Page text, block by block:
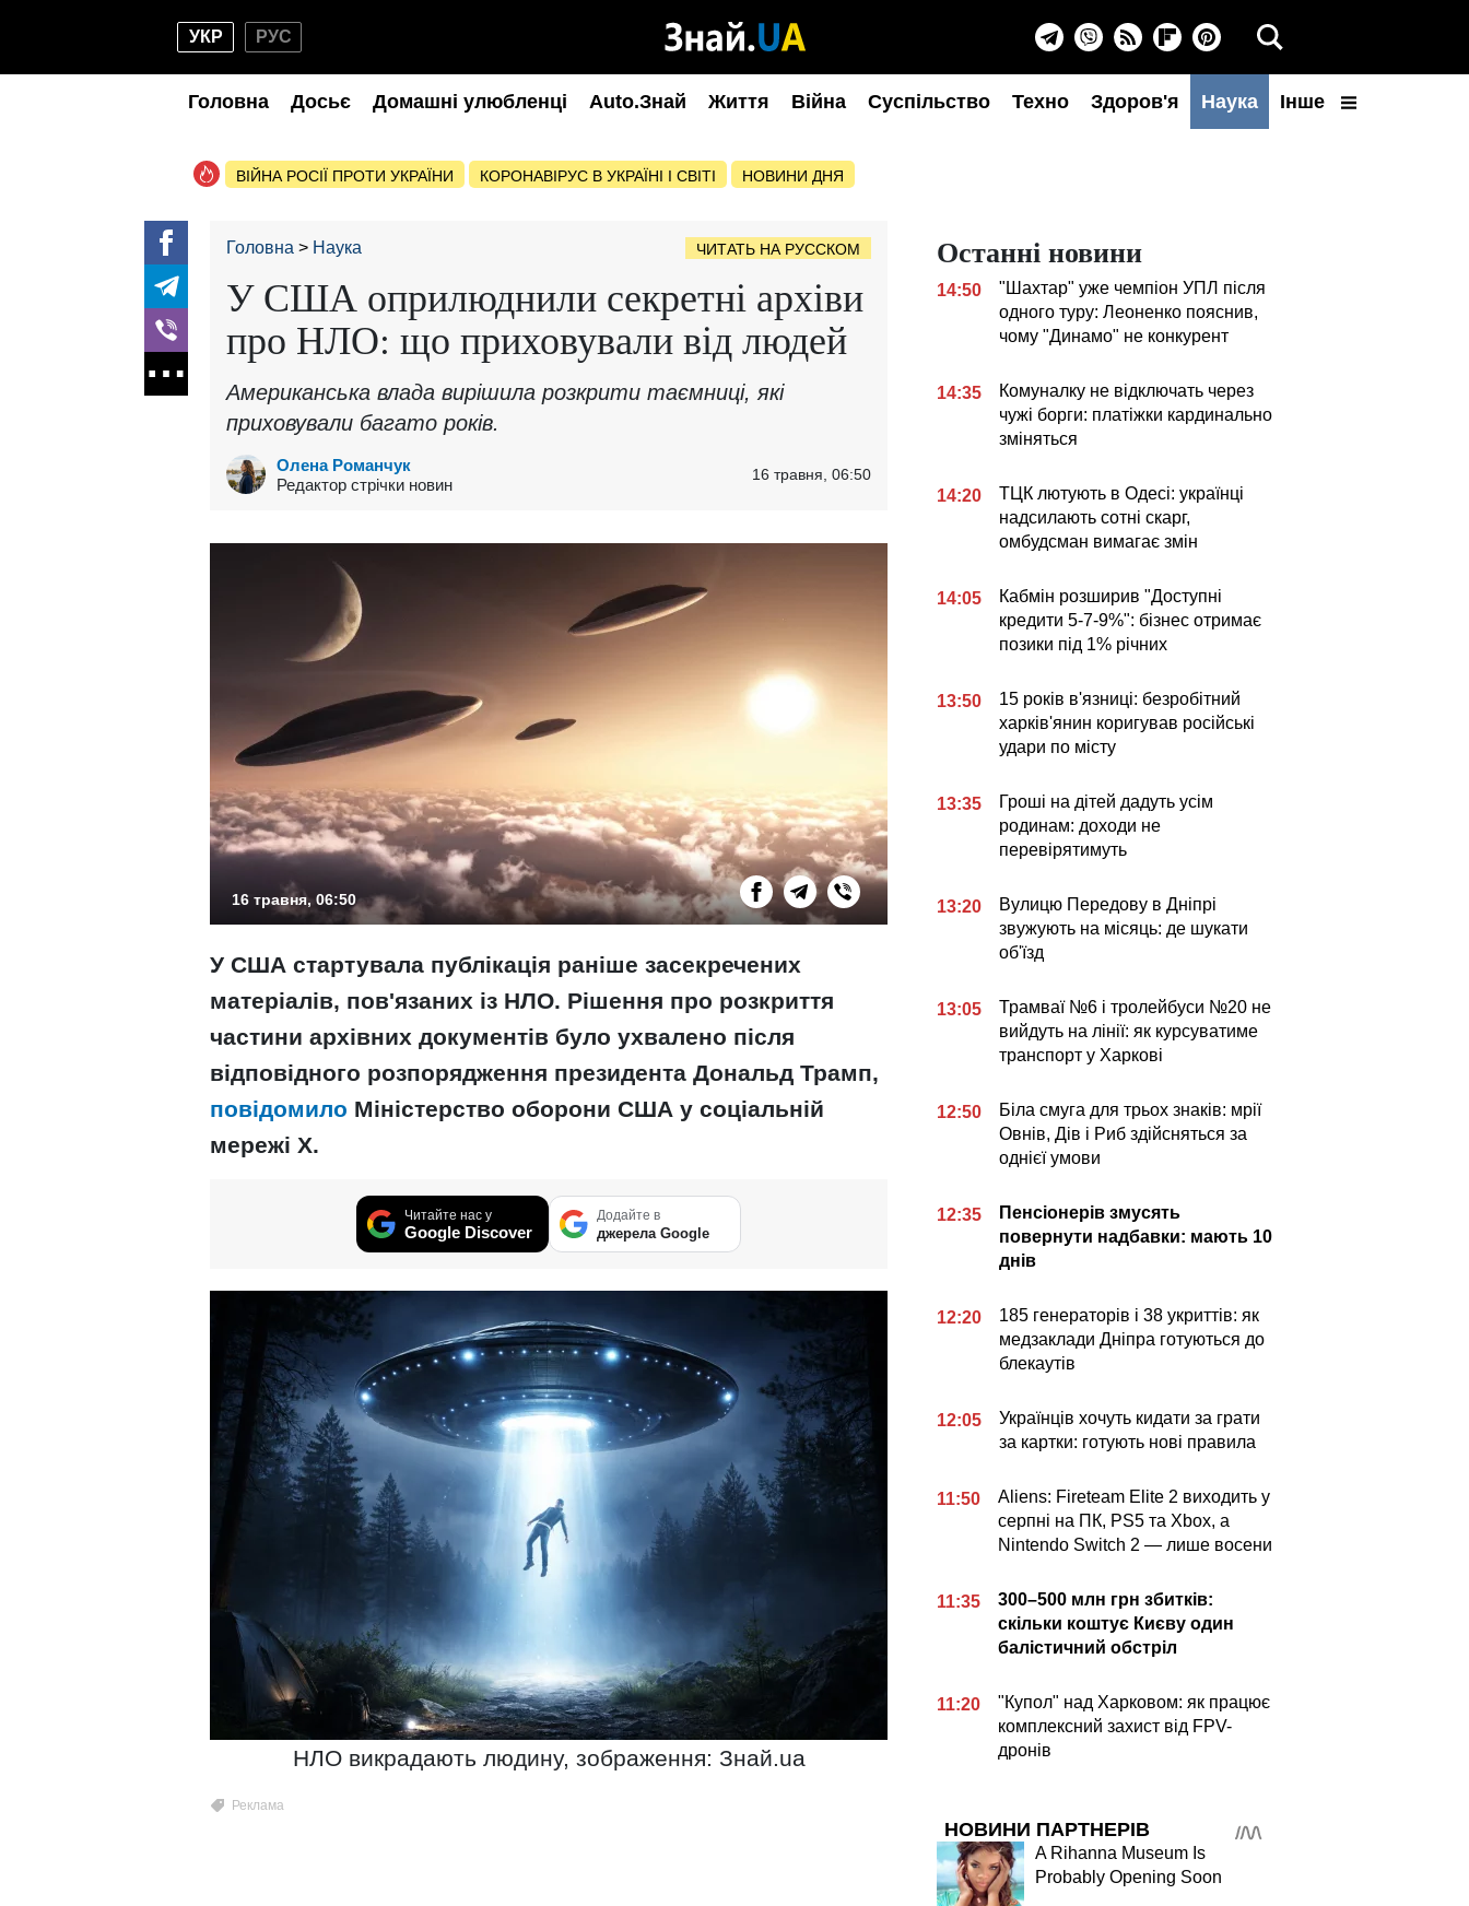
УКР РУС
Головна Досьє Домашні улюбленці Auto.Знай Життя Війна Суспільство Техно Здоров'я Наука Інше
ВІЙНА РОСІЇ ПРОТИ УКРАЇНИ КОРОНАВІРУС В УКРАЇНІ І СВІТІ НОВИНИ ДНЯ
Головна Наука ЧИТАТЬ НА РУССКОМ
У США оприлюднили секретні архіви
про НЛО: що приховували від людей
Американська влада вирішила розкрити таємниці, які
приховували багато років.
Олена Романчук
Редактор стрічки новин
16 травня, 06:50
16 травня, 06:50
У США стартувала публікація раніше засекречених
матеріалів, пов'язаних із НЛО. Рішення про розкриття
частини архівних документів було ухвалено після
відповідного розпорядження президента Дональд Трамп,
повідомило Міністерство оборони США у соціальній
мережі X.
Читайте нас у
Google Discover
Додайте в
джерела Google
НЛО викрадають людину, зображення: Знай.ua
Останні новини
14:50
"Шахтар" уже чемпіон УПЛ після
одного туру: Леоненко пояснив,
чому "Динамо" не конкурент
14:35
Комуналку не відключать через
чужі борги: платіжки кардинально
зміняться
14:20
ТЦК лютують в Одесі: українці
надсилають сотні скарг,
омбудсман вимагає змін
14:05
Кабмін розширив "Доступні
кредити 5-7-9%": бізнес отримає
позики під 1% річних
13:50
15 років в'язниці: безробітний
харків'янин коригував російські
удари по місту
13:35
Гроші на дітей дадуть усім
родинам: доходи не
перевірятимуть
13:20
Вулицю Передову в Дніпрі
звужують на місяць: де шукати
об'їзд
13:05
Трамваї №6 і тролейбуси №20 не
вийдуть на лінії: як курсуватиме
транспорт у Харкові
12:50
Біла смуга для трьох знаків: мрії
Овнів, Дів і Риб здійсняться за
однієї умови
12:35
Пенсіонерів змусять
повернути надбавки: мають 10
днів
12:20
185 генераторів і 38 укриттів: як
медзаклади Дніпра готуються до
блекаутів
12:05
Українців хочуть кидати за грати
за картки: готують нові правила
11:50
Aliens: Fireteam Elite 2 виходить у
серпні на ПК, PS5 та Xbox, а
Nintendo Switch 2 — лише восени
11:35
300–500 млн грн збитків:
скільки коштує Києву один
балістичний обстріл
11:20
"Купол" над Харковом: як працює
комплексний захист від FPV-
дронів
НОВИНИ ПАРТНЕРІВ
A Rihanna Museum Is
Probably Opening Soon